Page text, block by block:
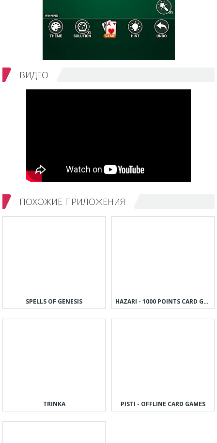
ВИДЕО
ПОХОЖИЕ ПРИЛОЖЕНИЯ
SPELLS OF GENESIS HAZARI - 1000 POINTS CARD GAME
TRINKA PISTI - OFFLINE CARD GAMES